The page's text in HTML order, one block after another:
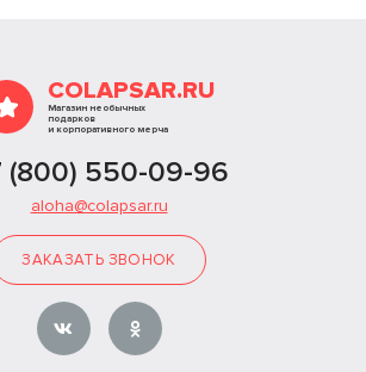
COLAPSAR.RU
Магазин необычных
подарков
и корпоративного мерча
(800) 550-09-96
aloha@colapsar.ru
ЗАКАЗАТЬ ЗВОНОК